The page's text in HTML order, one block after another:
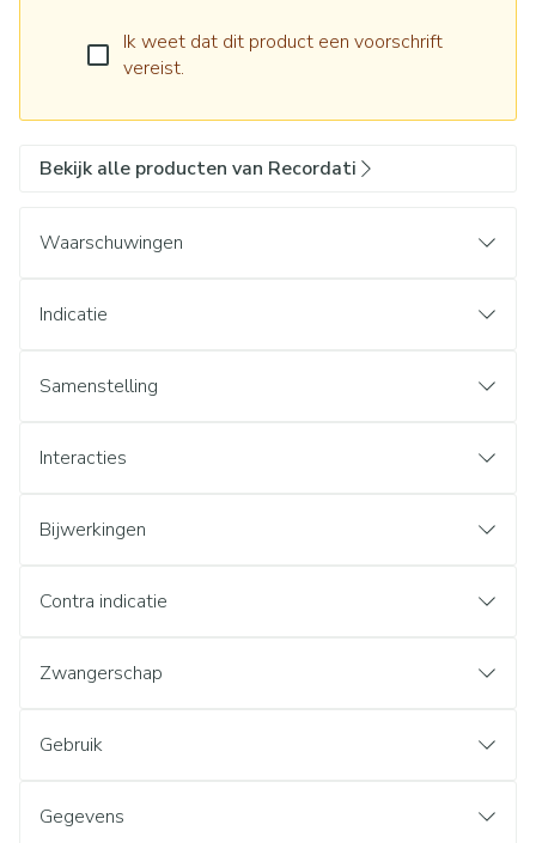
Ik weet dat dit product een voorschrift
vereist.
Bekijk alle producten van Recordati
Waarschuwingen
Indicatie
Samenstelling
Interacties
Bijwerkingen
Contra indicatie
Zwangerschap
Gebruik
Gegevens